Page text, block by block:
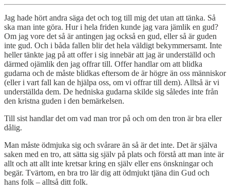
Jag hade hört andra säga det och tog till mig det utan att tänka. Så
ska man inte göra. Hur i hela friden kunde jag vara jämlik en gud?
Om jag vore det så är antingen jag också en gud, eller så är guden
inte gud. Och i båda fallen blir det hela väldigt bekymmersamt. Inte
heller tänkte jag på att offer i sig innebär att jag är underställd och
därmed ojämlik den jag offrar till. Offer handlar om att blidka
gudarna och de måste blidkas eftersom de är högre än oss människor
(eller i vart fall kan de hjälpa oss, om vi offrar till dem). Alltså är vi
underställda dem. De hedniska gudarna skilde sig således inte från
den kristna guden i den bemärkelsen.
Till sist handlar det om vad man tror på och om den tron är bra eller
dålig.
Man måste ödmjuka sig och svårare än så är det inte. Det är själva
saken med en tro, att sätta sig själv på plats och förstå att man inte är
allt och att allt inte kretsar kring en själv eller ens önskningar och
begär. Tvärtom, en bra tro lär dig att ödmjukt tjäna din Gud och
hans folk – alltså ditt folk.